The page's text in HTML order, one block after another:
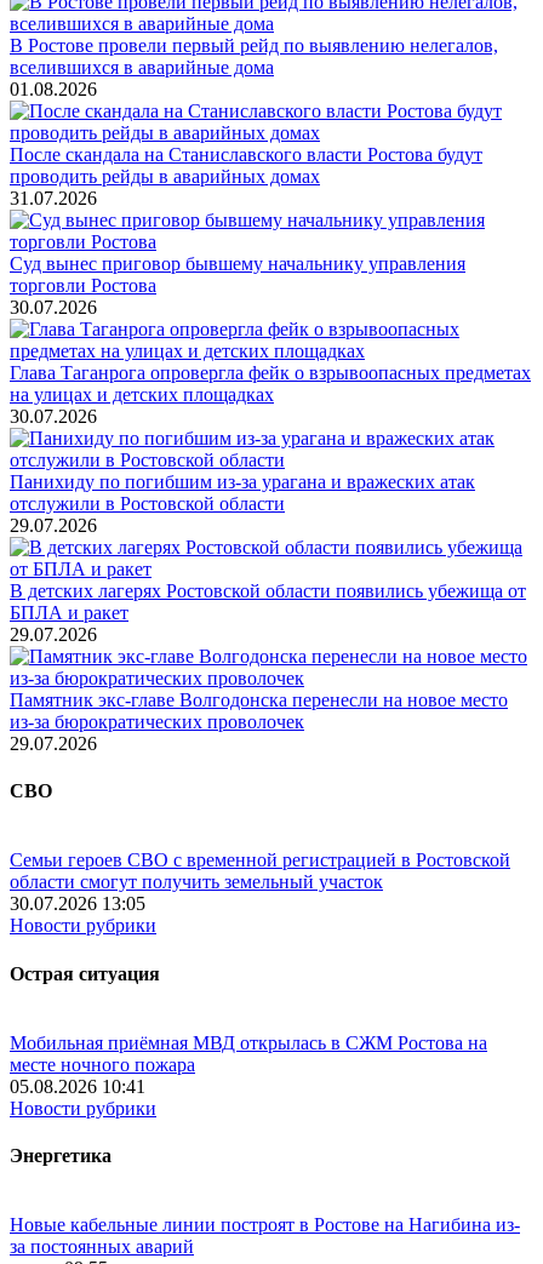
В Ростове провели первый рейд по выявлению нелегалов,
вселившихся в аварийные дома
01.08.2026
После скандала на Станиславского власти Ростова будут
проводить рейды в аварийных домах
31.07.2026
Суд вынес приговор бывшему начальнику управления
торговли Ростова
30.07.2026
Глава Таганрога опровергла фейк о взрывоопасных предметах
на улицах и детских площадках
30.07.2026
Панихиду по погибшим из-за урагана и вражеских атак
отслужили в Ростовской области
29.07.2026
В детских лагерях Ростовской области появились убежища от
БПЛА и ракет
29.07.2026
Памятник экс-главе Волгодонска перенесли на новое место
из-за бюрократических проволочек
29.07.2026
СВО
Семьи героев СВО с временной регистрацией в Ростовской
области смогут получить земельный участок
30.07.2026 13:05
Новости рубрики
Острая ситуация
Мобильная приёмная МВД открылась в СЖМ Ростова на
месте ночного пожара
05.08.2026 10:41
Новости рубрики
Энергетика
Новые кабельные линии построят в Ростове на Нагибина из-
за постоянных аварий